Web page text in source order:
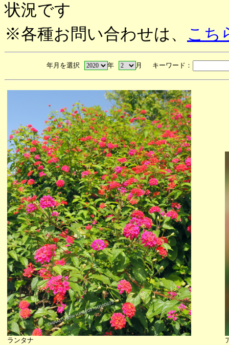
状況です
※各種お問い合わせは、 こち
年月を選択 年 月 キーワード：
ランタナ